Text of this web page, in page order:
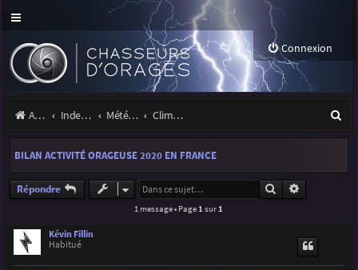
Connexion
Accueil Index du forum Météo et climatologie des orages Climatologie des orages
e
BILAN ACTIVITÉ ORAGEUSE 2020 EN FRANCE
Répondre Rechercher
1 message • Page 1 sur 1
Kévin Fillin
Habitué